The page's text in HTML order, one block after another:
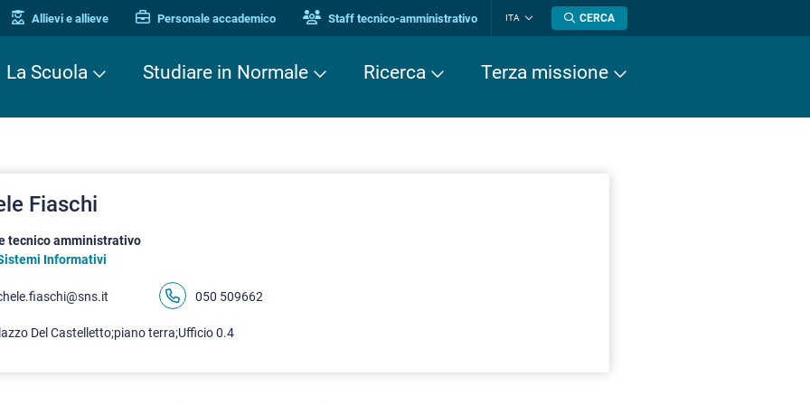
Allievi e allieve Personale accademico Staff tecnico-amministrativo ITA
lingua
CERCA
La Scuola Studiare in Normale Ricerca Terza missione
Fiaschi
tecnico amministrativo
Informativi
050 509662
Del Castelletto;piano terra;Ufficio 0.4